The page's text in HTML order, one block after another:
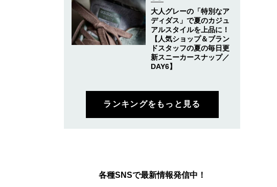
大人グレーの「特別なア
ディダス」で夏のカジュ
アルスタイルを上品に！
【人気ショップ＆ブラン
ドスタッフの夏の毎日更
新スニーカースナップ／
DAY6】
ランキングをもっと見る
各種SNSで最新情報発信中！